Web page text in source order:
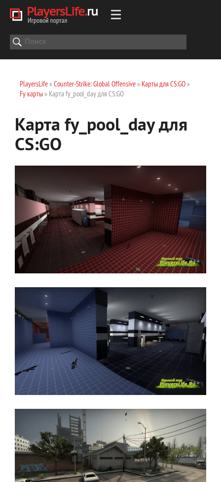
PlayersLife» Counter-Strike: Global Offensive» Карты для CS:GO»
Fy карты» Карта fy_pool_day для CS:GO
Карта fy_pool_day для
CS:GO